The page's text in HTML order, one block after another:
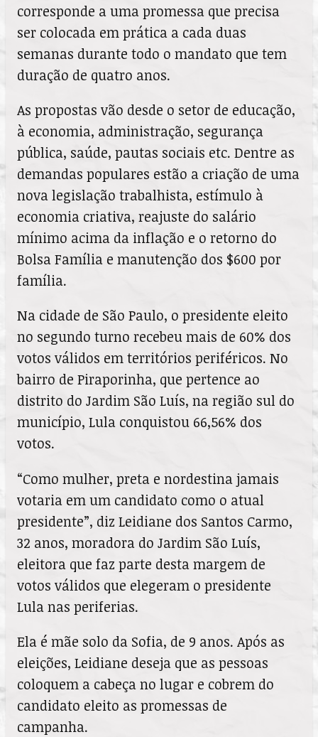
corresponde a uma promessa que precisa
ser colocada em prática a cada duas
semanas durante todo o mandato que tem
duração de quatro anos.
As propostas vão desde o setor de educação,
à economia, administração, segurança
pública, saúde, pautas sociais etc. Dentre as
demandas populares estão a criação de uma
nova legislação trabalhista, estímulo à
economia criativa, reajuste do salário
mínimo acima da inflação e o retorno do
Bolsa Família e manutenção dos $600 por
família.
Na cidade de São Paulo, o presidente eleito
no segundo turno recebeu mais de 60% dos
votos válidos em territórios periféricos. No
bairro de Piraporinha, que pertence ao
distrito do Jardim São Luís, na região sul do
município, Lula conquistou 66,56% dos
votos.
“Como mulher, preta e nordestina jamais
votaria em um candidato como o atual
presidente”, diz Leidiane dos Santos Carmo,
32 anos, moradora do Jardim São Luís,
eleitora que faz parte desta margem de
votos válidos que elegeram o presidente
Lula nas periferias.
Ela é mãe solo da Sofia, de 9 anos. Após as
eleições, Leidiane deseja que as pessoas
coloquem a cabeça no lugar e cobrem do
candidato eleito as promessas de
campanha.